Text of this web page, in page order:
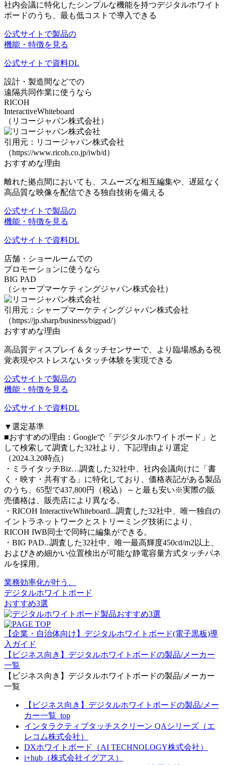
社内会議に特化したシンプルな機能を持つデジタルホワイト
ボードのうち、 最も低コスト で導入できる
公式サイトで製品の
機能・特徴を見る
公式サイトで資料DL
設計・製造間などでの
遠隔共同作業に使うなら
RICOH
InteractiveWhiteboard
（リコージャパン株式会社）
引用元：リコージャパン株式会社
（https://www.ricoh.co.jp/iwb/d）
おすすめな理由
離れた拠点間においても、 スムーズな相互編集や、 遅延なく
高品質な映像を配信できる独自技術を備える
公式サイトで製品の
機能・特徴を見る
公式サイトで資料DL
店舗・ショールームでの
プロモーションに使うなら
BIG PAD
（シャープマーケティングジャパン株式会社）
引用元：シャープマーケティングジャパン株式会社
（https://jp.sharp/business/bigpad/）
おすすめな理由
高品質ディスプレイ＆タッチセンサーで、
より臨場感ある視
覚表現やストレスないタッチ体験を実現できる
公式サイトで製品の
機能・特徴を見る
公式サイトで資料DL
▼選定基準
■おすすめの理由：Googleで「デジタルホワイトボード」と
して検索して調査した32社より、下記理由より選定
（2024.3.20時点）
・ミライタッチBiz…調査した32社中、社内会議向けに「書
く・映す・共有する」に特化しており、価格表記がある製品
のうち、65型で437,800円（税込）～と最も安い※実際の販
売価格は、販売店により異なる。
・RICOH InteractiveWhiteboard...調査した32社中、唯一独自の
イントラネットワークとストリーミング技術により、
RICOH IWB同士で同時に編集ができる。
・BIG PAD...調査した32社中、唯一最高輝度450cd/m2以上、
およびきめ細かい位置検出が可能な静電容量方式タッチパネ
ルを採用。
業務効率化が叶う、
デジタルホワイトボード
おすすめ3選
【企業・自治体向け】デジタルホワイトボード(電子黒板)導
入ガイド
【ビジネス向き】デジタルホワイトボードの製品/メーカー
一覧
【ビジネス向き】デジタルホワイトボードの製品/メーカー
一覧
【ビジネス向き】デジタルホワイトボードの製品/メー
カー一覧_top
インタラクティブタッチスクリーン QAシリーズ（エ
レコム株式会社）
DXホワイトボード（AI TECHNOLOGY株式会社）
i+hub（株式会社イグアス）